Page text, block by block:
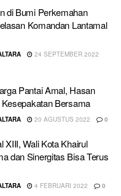
di Bumi Perkemahan
Komandan Lantamal
24 SEPTEMBER 2022
Pantai Amal, Hasan
Bersama
20 AGUSTUS 2022 0
XIII, Wali Kota Khairul
dan Sinergitas Bisa Terus
4 FEBRUARI 2022 0